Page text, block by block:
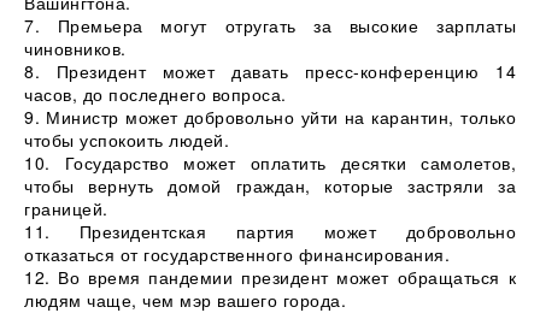
7. Премьера могут отругать за высокие зарплаты
чиновников.
8. Президент может давать пресс-конференцию 14
часов, до последнего вопроса.
9. Министр может добровольно уйти на карантин, только
чтобы успокоить людей.
10. Государство может оплатить десятки самолетов,
чтобы вернуть домой граждан, которые застряли за
границей.
11. Президентская партия может добровольно
отказаться от государственного финансирования.
12. Во время пандемии президент может обращаться к
людям чаще, чем мэр вашего города.